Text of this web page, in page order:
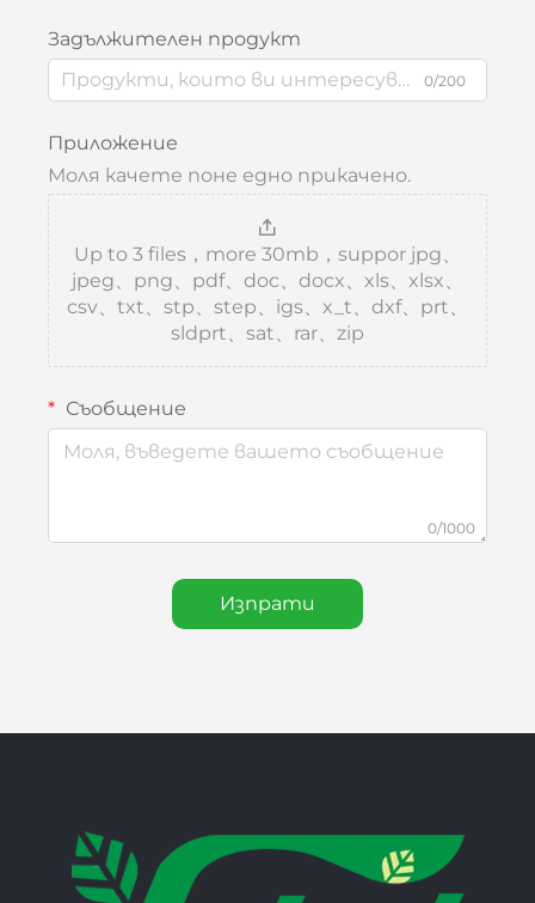
Задължителен продукт
0/200
Приложение
Моля качете поне едно прикачено.
Up to 3 files，more 30mb，suppor jpg、
jpeg、png、pdf、doc、docx、xls、xlsx、
csv、txt、stp、step、igs、x_t、dxf、prt、
sldprt、sat、rar、zip
Съобщение
0/1000
Изпрати